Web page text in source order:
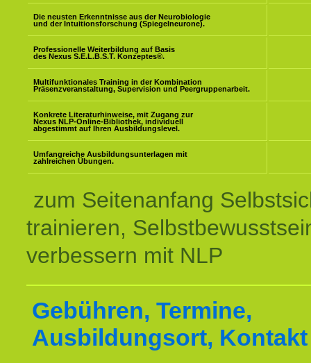
Die neusten Erkenntnisse aus der Neurobiologie
und der Intuitionsforschung (Spiegelneurone).
Professionelle Weiterbildung auf Basis
des Nexus S.E.L.B.S.T. Konzeptes®.
Multifunktionales Training in der Kombination
Präsenzveranstaltung, Supervision und Peergruppenarbeit.
Konkrete Literaturhinweise, mit Zugang zur
Nexus NLP-Online-Bibliothek, individuell
abgestimmt auf Ihren Ausbildungslevel.
Umfangreiche Ausbildungsunterlagen mit
zahlreichen Übungen.
zum Seitenanfang
trainieren,
verbessern mit NLP
Gebühren, Termine,
Ausbildungsort, Kontakt